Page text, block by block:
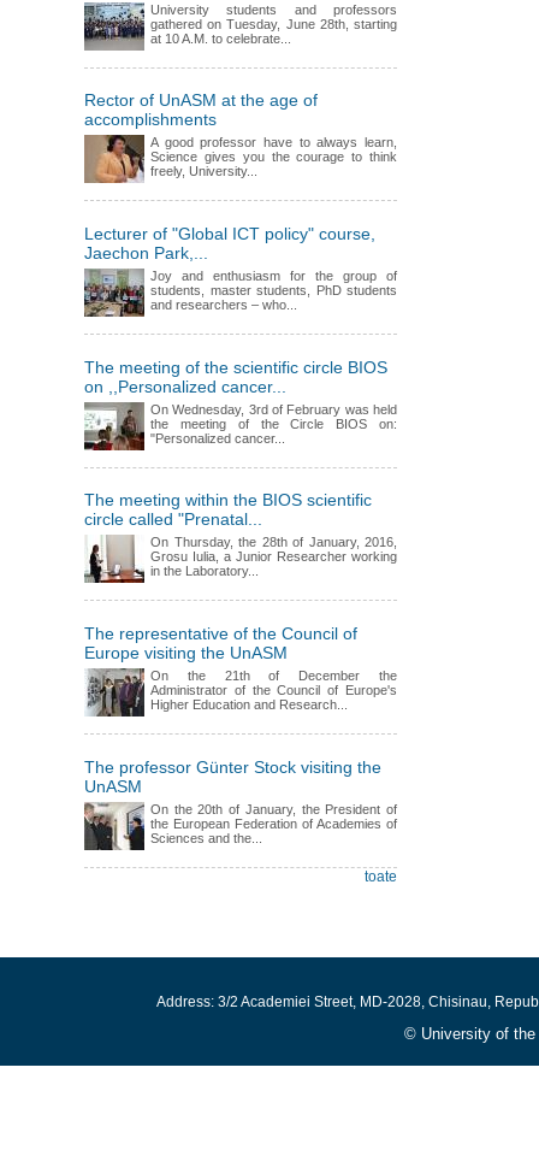
University students and professors
gathered on Tuesday, June 28th, starting
at 10 A.M. to celebrate...
Rector of UnASM at the age of
accomplishments
A good professor have to always learn,
Science gives you the courage to think
freely, University...
Lecturer of "Global ICT policy" course,
Jaechon Park,...
Joy and enthusiasm for the group of
students, master students, PhD students
and researchers – who...
The meeting of the scientific circle BIOS
on ,,Personalized cancer...
On Wednesday, 3rd of February was held
the meeting of the Circle BIOS on:
"Personalized cancer...
The meeting within the BIOS scientific
circle called "Prenatal...
On Thursday, the 28th of January, 2016,
Grosu Iulia, a Junior Researcher working
in the Laboratory...
The representative of the Council of
Europe visiting the UnASM
On the 21th of December the
Administrator of the Council of Europe's
Higher Education and Research...
The professor Günter Stock visiting the
UnASM
On the 20th of January, the President of
the European Federation of Academies of
Sciences and the...
toate
Address: 3/2 Academiei Street, MD-2028, Chisinau,
© University of the